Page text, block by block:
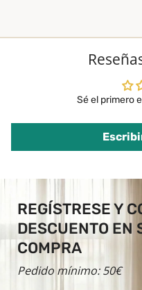
Sé el primero
REGÍSTRESE Y
DESCUENTO EN
COMPRA
Pedido mínimo: 50€